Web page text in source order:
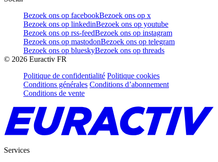
Bezoek ons op facebookBezoek ons op x
Bezoek ons op linkedinBezoek ons op youtube
Bezoek ons op rss-feedBezoek ons op instagram
Bezoek ons op mastodonBezoek ons op telegram
Bezoek ons op blueskyBezoek ons op threads
© 2026 Euractiv FR
Politique de confidentialité Politique cookies
Conditions générales Conditions d’abonnement
Conditions de vente
Services